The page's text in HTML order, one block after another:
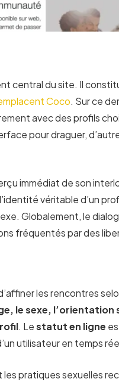
central du site. Il
Coco. Sur ce
avec des profils
pour draguer,
immédiat de son
véritable d’un
Globalement, le
fréquentés par des
les rencontres
le sexe, l’orientation
. Lestatut en ligne
utilisateur en temps
les pratiques sexuelles